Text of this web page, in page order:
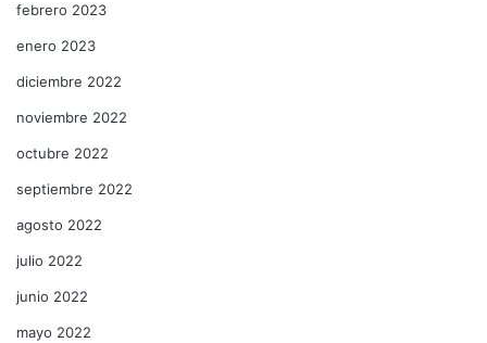
febrero 2023
enero 2023
diciembre 2022
noviembre 2022
octubre 2022
septiembre 2022
agosto 2022
julio 2022
junio 2022
mayo 2022